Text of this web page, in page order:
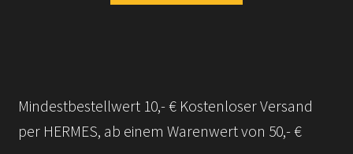
Mindestbestellwert 10,- € Kostenloser Versand
per HERMES, ab einem Warenwert von 50,- €